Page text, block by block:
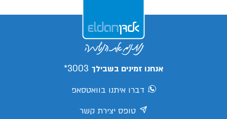
אנחנו זמינים בשבילך 3003*
דברו איתנו בוואטסאפ
טופס יצירת קשר